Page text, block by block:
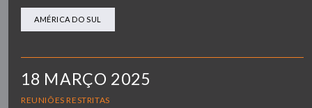
AMÉRICA DO SUL
18 MARÇO 2025
REUNIÕES RESTRITAS